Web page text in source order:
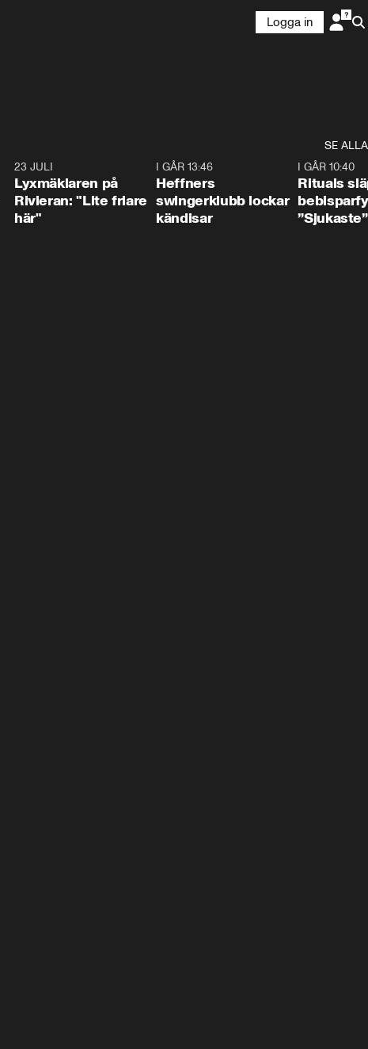
Logga in
SE ALLA
23 JULI
Lyxmäklaren på
Rivieran: "Lite friare
här"
I GÅR 13:46
Heffners
swingerklubb lockar
kändisar
I GÅR 10:40
Rituals
”Sjukaste”